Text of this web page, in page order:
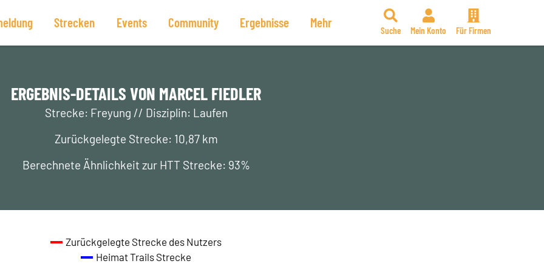
Strecken Events Community Ergebnisse Mehr
Suche Mein Konto Für Firmen
ERGEBNIS-DETAILS VON MARCEL FIEDLER
Strecke: Freyung // Disziplin: Laufen
Zurückgelegte Strecke: 10,87 km
Berechnete Ähnlichkeit zur HTT Strecke: 93%
Zurückgelegte Strecke des Nutzers
Heimat Trails Strecke